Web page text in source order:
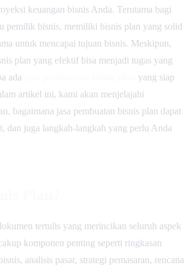
keuangan bisnis Anda. Terutama bagi
pemilik bisnis, memiliki bisnis plan yang solid
untuk mencapai tujuan bisnis. Meskipun,
plan yang efektif bisa menjadi tugas yang
ada
yang siap
artikel ini, kami akan menjelajahi
bagaimana jasa pembuatan bisnis plan dapat
dan juga langkah-langkah yang perlu Anda
tertulis yang merincikan seluruh aspek
komponen penting seperti ringkasan
analisis pasar, strategi pemasaran, rencana